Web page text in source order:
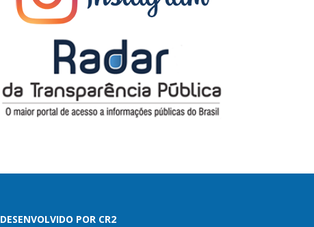
DESENVOLVIDO POR CR2